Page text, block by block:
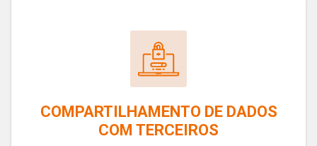
COMPARTILHAMENTO DE DADOS
COM TERCEIROS